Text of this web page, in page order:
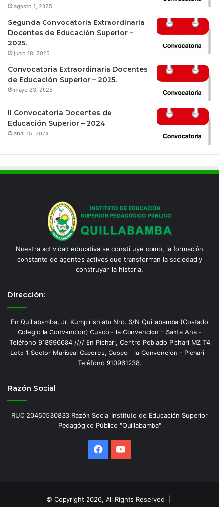
agosto 1, 2025
Segunda Convocatoria Extraordinaria
Docentes de Educación Superior –
2025.
junio 18, 2025
Convocatoria Extraordinaria Docentes
de Educación Superior – 2025.
mayo 23, 2025
II Convocatoria Docentes de
Educación Superior – 2024
abril 15, 2024
Nuestra actividad educativa se constituye como, la formación
constante de agentes activos que transforman la sociedad y
construyan la historia.
Dirección:
En Quillabamba, Jr. Kumpirishiato Nro. S/N Quillabamba (Costado
Colegio la Convencion) Cusco - la Convencion - Santa Ana -
Teléfono 918996684 //// En Pichari, Centro Poblado Pichari MZ T4
Lote 1 Sector Mariscal Caceres, Cusco - la Convencion - Pichari -
Teléfono 910961238.
Razón Social
RUC 20450530833 Razón Social Instituto de Educación Superior
Pedagógico Público "Quillabamba"
FacebookYouTube
© Copyright 2026, All Rights Reserved |